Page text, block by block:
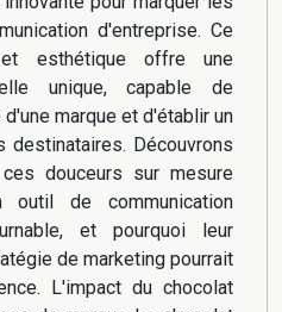
d'entreprise. Ce
et esthétique offre une
unique, capable de
marque et d'établir un
Découvrons
douceurs sur mesure
outil de communication
et pourquoi leur
de marketing pourrait
L'impact du chocolat